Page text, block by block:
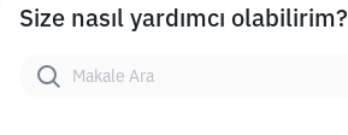
Size nasıl yardımcı olabilirim?